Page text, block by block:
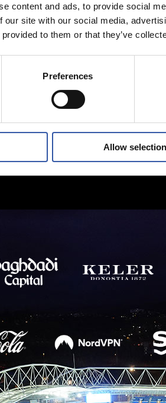
content and ads, to provide social
our site with our social media,
to them or that they’ve
Preferences
Allow selection